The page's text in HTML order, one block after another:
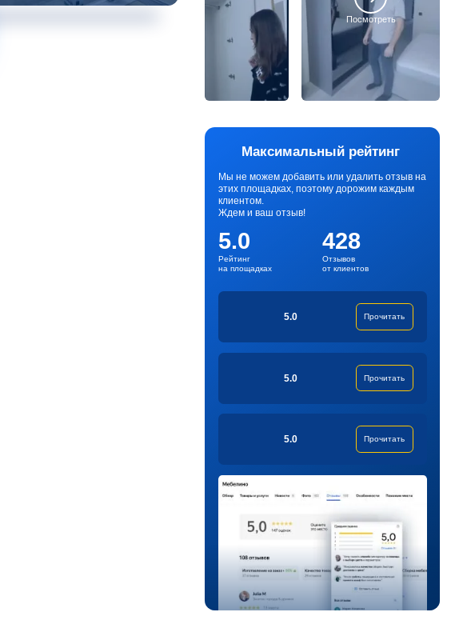
Посмотреть
Максимальный рейтинг
Мы не можем добавить или удалить отзыв на
этих площадках, поэтому дорожим каждым
клиентом.
Ждем и ваш отзыв!
5.0
Рейтинг
на площадках
428
Отзывов
от клиентов
5.0 Прочитать
5.0 Прочитать
5.0 Прочитать